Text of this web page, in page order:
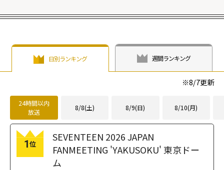
日別ランキング 週間ランキング
※8/7更新
24時間以内
放送
8/8(土) 8/9(日) 8/10(月)
1位
SEVENTEEN 2026 JAPAN
FANMEETING 'YAKUSOKU' 東京ドー
ム